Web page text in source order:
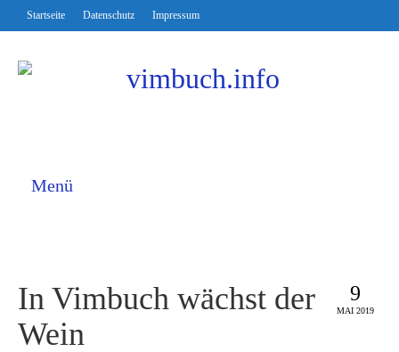
Startseite Datenschutz Impressum
Menü
9
MAI 2019
In Vimbuch wächst der
Wein